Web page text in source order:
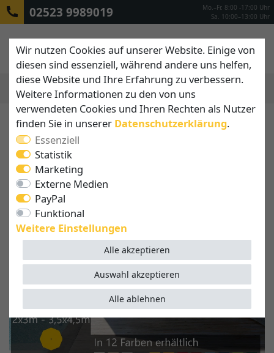
02523 9989019
Mo.–Fr. 8:00 -17:00 Uhr
Sa. 10:00–13:00 Uhr
Wir nutzen Cookies auf unserer Website. Einige von
diesen sind essenziell, während andere uns helfen,
diese Website und Ihre Erfahrung zu verbessern.
Weitere Informationen zu den von uns
verwendeten Cookies und Ihren Rechten als Nutzer
finden Sie in unserer Daten­schutz­erklärung.
Essenziell
Statistik
Marketing
Externe Medien
PayPal
Funktional
Weitere Einstellungen
Alle akzeptieren
Alle ablehnen
Auswahl akzeptieren